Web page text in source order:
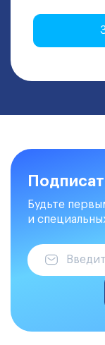
Будьте
и